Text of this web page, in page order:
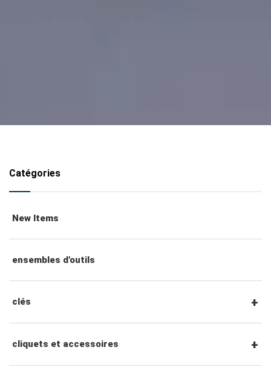
Catégories
New Items
ensembles d'outils
clés
clés mixtes
cliquets et accessoires